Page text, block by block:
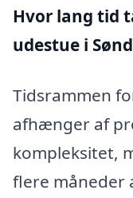
Hvor lang tid
udestue i
Tidsrammen
afhænger af
kompleksitet,
flere